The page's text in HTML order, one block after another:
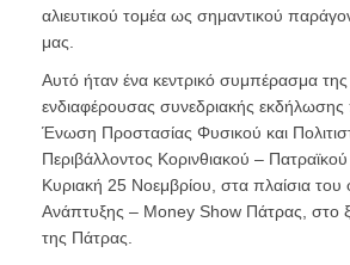
αλιευτικού τομέα ως σημαντικού
μας.
Αυτό ήταν ένα κεντρικό συμπέρασμα
ενδιαφέρουσας συνεδριακής
Ένωση Προστασίας Φυσικού και
Περιβάλλοντος Κορινθιακού –
Κυριακή 25 Νοεμβρίου, στα πλαίσια του
Ανάπτυξης – Money Show Πάτρας, στο
της Πάτρας.